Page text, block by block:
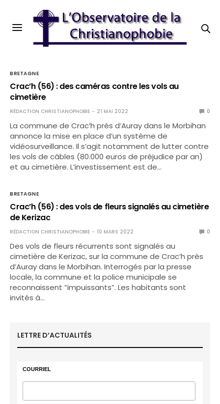
BRETAGNE
Crac’h (56) : des caméras contre les vols au
cimetière
RÉDACTION CHRISTIANOPHOBIE 21 MAI 2022 0
La commune de Crac’h près d’Auray dans le Morbihan
annonce la mise en place d’un système de
vidéosurveillance. Il s’agit notamment de lutter contre
les vols de câbles (80.000 euros de préjudice par an)
et au cimetière. L’investissement est de…
BRETAGNE
Crac’h (56) : des vols de fleurs signalés au cimetière
de Kerizac
RÉDACTION CHRISTIANOPHOBIE 10 MARS 2022 0
Des vols de fleurs récurrents sont signalés au
cimetière de Kerizac, sur la commune de Crac’h près
d’Auray dans le Morbihan. Interrogés par la presse
locale, la commune et la police municipale se
reconnaissent “impuissants”. Les habitants sont
invités à…
LETTRE D’ACTUALITÉS
COURRIEL